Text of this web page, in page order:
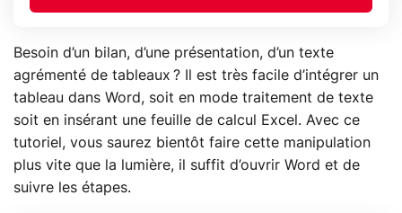
Besoin d’un bilan, d’une présentation, d’un texte
agrémenté de tableaux ? Il est très facile d’intégrer un
tableau dans Word, soit en mode traitement de texte
soit en insérant une feuille de calcul Excel. Avec ce
tutoriel, vous saurez bientôt faire cette manipulation
plus vite que la lumière, il suffit d’ouvrir Word et de
suivre les étapes.